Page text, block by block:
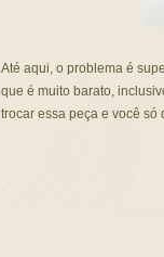
Até aqui, o problema é
que é muito barato,
trocar essa peça e você